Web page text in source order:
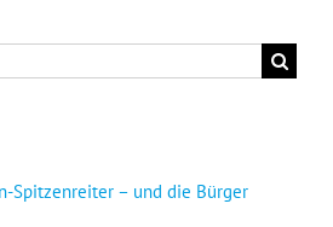
Spitzenreiter – und die Bürger